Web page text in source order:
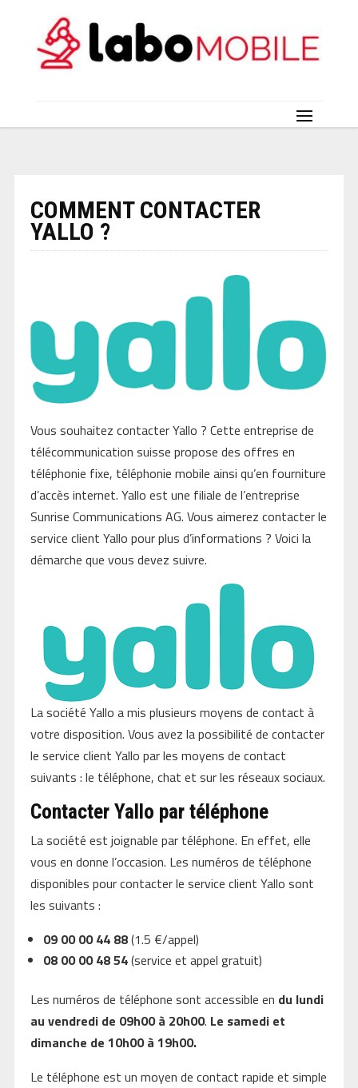
COMMENT CONTACTER
YALLO ?
Vous souhaitez contacter Yallo ? Cette entreprise de
télécommunication suisse propose des offres en
téléphonie fixe, téléphonie mobile ainsi qu’en fourniture
d’accès internet. Yallo est une filiale de l’entreprise
Sunrise Communications AG. Vous aimerez contacter le
service client Yallo pour plus d’informations ? Voici la
démarche que vous devez suivre.
La société Yallo a mis plusieurs moyens de contact à
votre disposition. Vous avez la possibilité de contacter
le service client Yallo par les moyens de contact
suivants : le téléphone, chat et sur les réseaux sociaux.
Contacter Yallo par téléphone
La société est joignable par téléphone. En effet, elle
vous en donne l’occasion. Les numéros de téléphone
disponibles pour contacter le service client Yallo sont
les suivants :
09 00 00 44 88(1.5 €/appel)
08 00 00 48 54(service et appel gratuit)
Les numéros de téléphone sont accessible en du lundi
au vendredi de 09h00 à 20h00. Le samedi et
dimanche de 10h00 à 19h00.
Le téléphone est un moyen de contact rapide et simple